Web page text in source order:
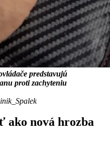
predstavujú
proti zachyteniu
ako nová hrozba